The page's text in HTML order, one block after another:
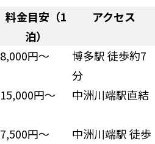
料金目安（1
泊）
アクセス
8,000円〜
博多駅 徒歩約7
分
15,000円〜 中洲川端駅直結
7,500円〜
中洲川端駅 徒歩